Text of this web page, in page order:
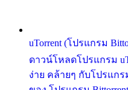
uTorrent (โปรแกรม
ดาวน์โหลดโปรแกรม
ง่าย คล้ายๆ กับโปรแก